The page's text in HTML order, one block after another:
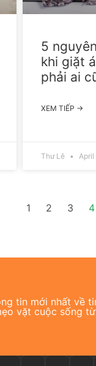
5
khi giặt
phải ai
XEM TIẾP →
Thư Lê April
1 2 3 4
tin mới nhất về
vặt cuộc sống từ